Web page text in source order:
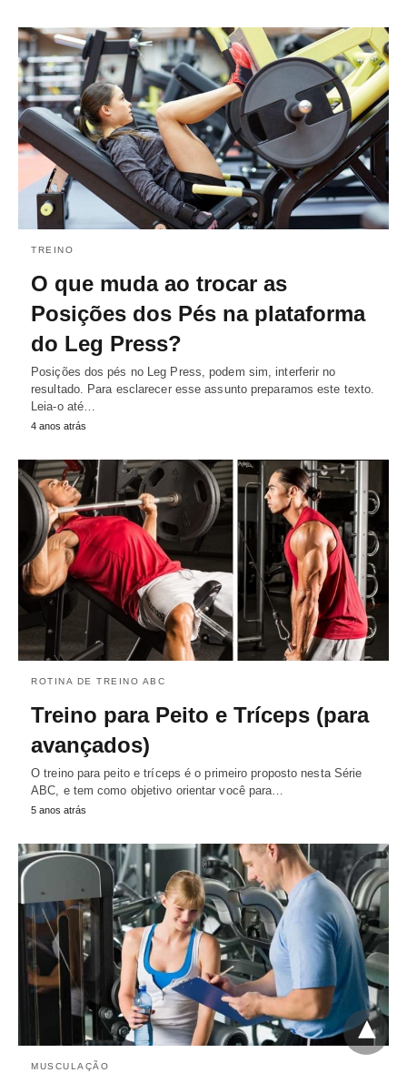
TREINO
O que muda ao trocar as
Posições dos Pés na plataforma
do Leg Press?
Posições dos pés no Leg Press, podem sim, interferir no
resultado. Para esclarecer esse assunto preparamos este texto.
Leia-o até…
4 anos atrás
ROTINA DE TREINO ABC
Treino para Peito e Tríceps (para
avançados)
O treino para peito e tríceps é o primeiro proposto nesta Série
ABC, e tem como objetivo orientar você para…
5 anos atrás
MUSCULAÇÃO